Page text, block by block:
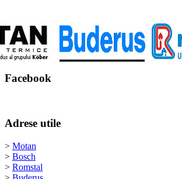
Facebook
Adrese utile
> Motan
> Bosch
> Romstal